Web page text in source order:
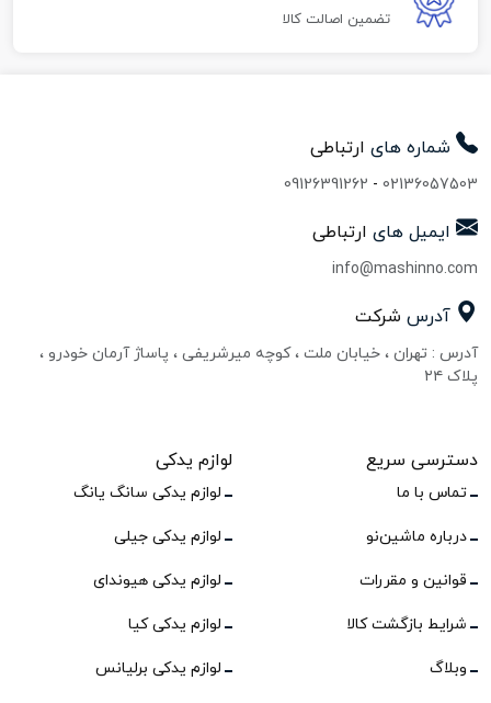
تضمین اصالت کالا
شماره های ارتباطی
02136057503
-
09126391262
ایمیل های ارتباطی
info@mashinno.com
آدرس شرکت
آدرس : تهران ، خیابان ملت ، کوچه میرشریفی ، پاساژ آرمان خودرو ،
پلاک ۲۴
دسترسی سریع
تماس با ما
درباره ماشین‌نو
قوانین و مقررات
شرایط بازگشت کالا
وبلاگ
لوازم یدکی
لوازم یدکی سانگ یانگ
لوازم یدکی جیلی
لوازم یدکی هیوندای
لوازم یدکی کیا
لوازم یدکی برلیانس